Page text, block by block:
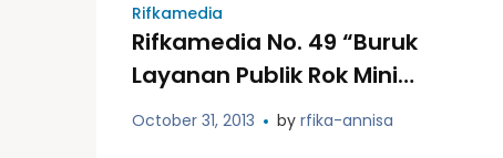
Rifkamedia
Rifkamedia No. 49 “Buruk
Layanan Publik Rok Mini
Dibelah : Diskursus
Perempuan Dalam Pusaran
October 31, 2013 by rfika-annisa